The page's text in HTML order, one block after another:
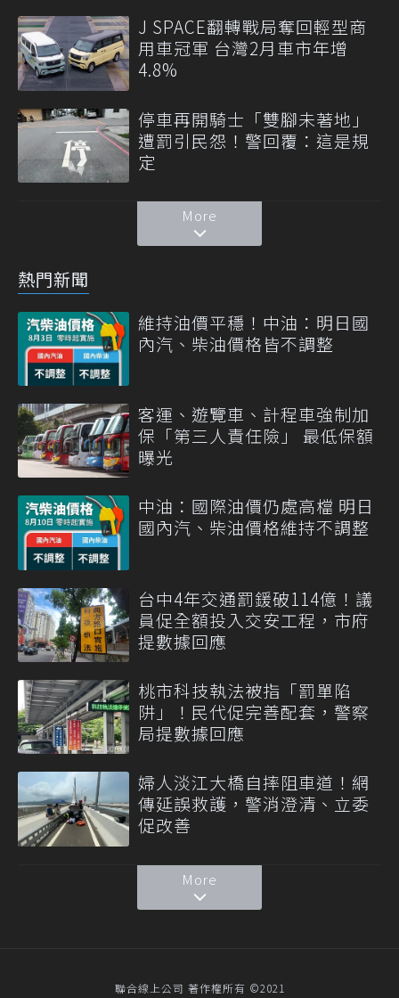
J SPACE翻轉戰局奪回輕型商
用車冠軍 台灣2月車市年增
4.8%
停車再開騎士「雙腳未著地」
遭罰引民怨！警回覆：這是規
定
More
熱門新聞
維持油價平穩！中油：明日國
內汽、柴油價格皆不調整
客運、遊覽車、計程車強制加
保「第三人責任險」 最低保額
曝光
中油：國際油價仍處高檔 明日
國內汽、柴油價格維持不調整
台中4年交通罰鍰破114億！議
員促全額投入交安工程，市府
提數據回應
桃市科技執法被指「罰單陷
阱」！民代促完善配套，警察
局提數據回應
婦人淡江大橋自摔阻車道！網
傳延誤救護，警消澄清、立委
促改善
More
聯合線上公司 著作權所有 ©2021